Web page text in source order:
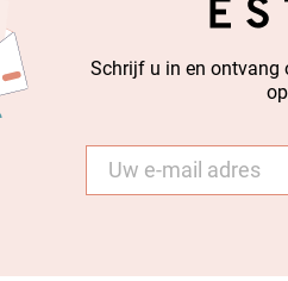
Schrijf u in en ontvang
mail *